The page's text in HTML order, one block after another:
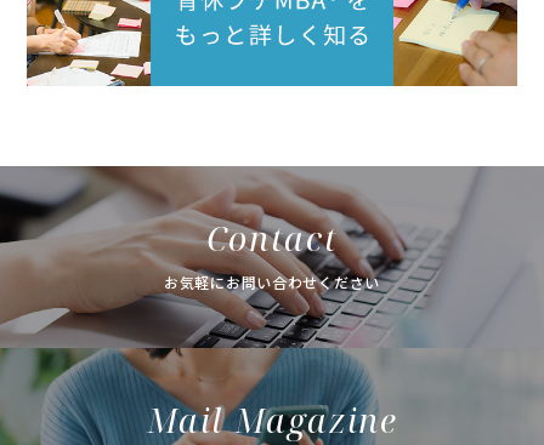
Contact
お気軽にお問い合わせください
Mail Magazine